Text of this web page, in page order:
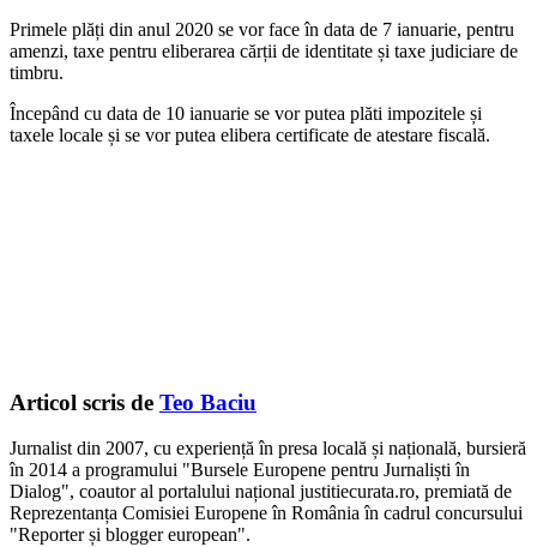
Primele plăți din anul 2020 se vor face în data de 7 ianuarie, pentru
amenzi, taxe pentru eliberarea cărții de identitate și taxe judiciare de
timbru.
Începând cu data de 10 ianuarie se vor putea plăti impozitele și
taxele locale și se vor putea elibera certificate de atestare fiscală.
Articol scris de Teo Baciu
Jurnalist din 2007, cu experiență în presa locală și națională, bursieră
în 2014 a programului "Bursele Europene pentru Jurnaliști în
Dialog", coautor al portalului național justitiecurata.ro, premiată de
Reprezentanța Comisiei Europene în România în cadrul concursului
"Reporter și blogger european".